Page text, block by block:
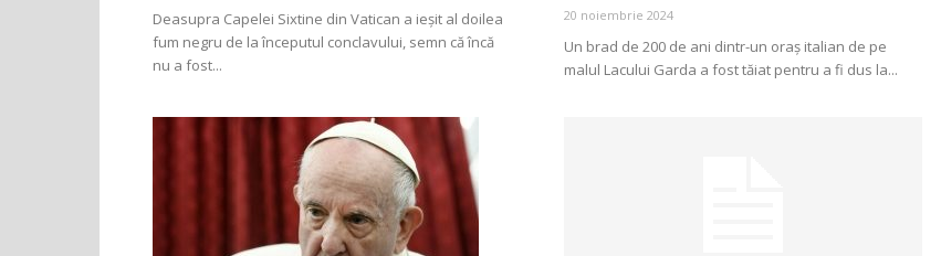
Deasupra Capelei Sixtine din Vatican a ieșit al doilea
fum negru de la începutul conclavului, semn că încă
nu a fost...
20 noiembrie 2024
Un brad de 200 de ani dintr-un oraş italian de pe
malul Lacului Garda a fost tăiat pentru a fi dus la...